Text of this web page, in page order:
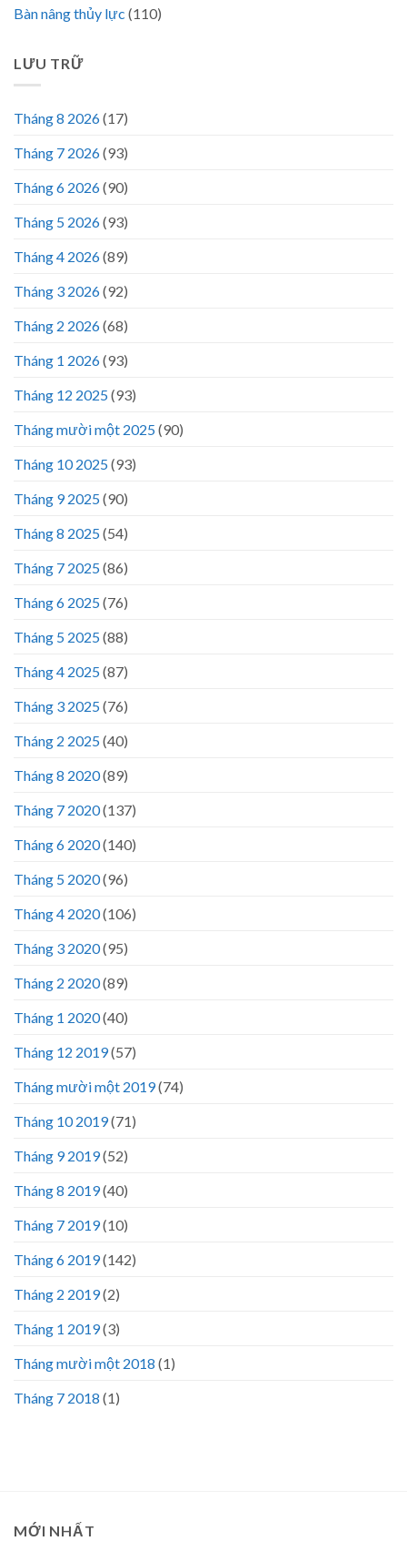
Bàn nâng thủy lực (110)
LƯU TRỮ
Tháng 8 2026(17)
Tháng 7 2026(93)
Tháng 6 2026(90)
Tháng 5 2026(93)
Tháng 4 2026(89)
Tháng 3 2026(92)
Tháng 2 2026(68)
Tháng 1 2026(93)
Tháng 12 2025(93)
Tháng mười một 2025(90)
Tháng 10 2025(93)
Tháng 9 2025(90)
Tháng 8 2025(54)
Tháng 7 2025(86)
Tháng 6 2025(76)
Tháng 5 2025(88)
Tháng 4 2025(87)
Tháng 3 2025(76)
Tháng 2 2025(40)
Tháng 8 2020(89)
Tháng 7 2020(137)
Tháng 6 2020(140)
Tháng 5 2020(96)
Tháng 4 2020(106)
Tháng 3 2020(95)
Tháng 2 2020(89)
Tháng 1 2020(40)
Tháng 12 2019(57)
Tháng mười một 2019(74)
Tháng 10 2019(71)
Tháng 9 2019(52)
Tháng 8 2019(40)
Tháng 7 2019(10)
Tháng 6 2019(142)
Tháng 2 2019(2)
Tháng 1 2019(3)
Tháng mười một 2018 (1)
Tháng 7 2018 (1)
MỚI NHẤT